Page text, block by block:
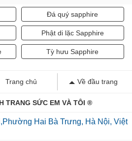
Đá quý sapphire
Phật di lặc Sapphire
Tỳ hưu Sapphire
Trang chủ Về đầu trang
TRANG SỨC EM VÀ TÔI ®
Hai Bà Trưng, Hà Nội, Việt